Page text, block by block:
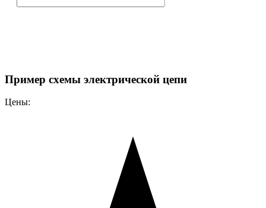
Пример схемы электрической цепи
Цены: